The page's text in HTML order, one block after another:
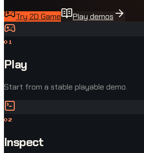
Try 2D Game Play demos
0 1
Play
Start from a stable playable demo.
02
Inspect